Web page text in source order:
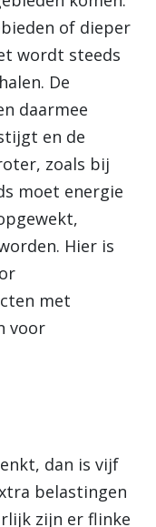
of dieper
wordt steeds
De
daarmee
en de
zoals bij
moet energie
Hier is
met
voor
dan is vijf
belastingen
zijn er flinke